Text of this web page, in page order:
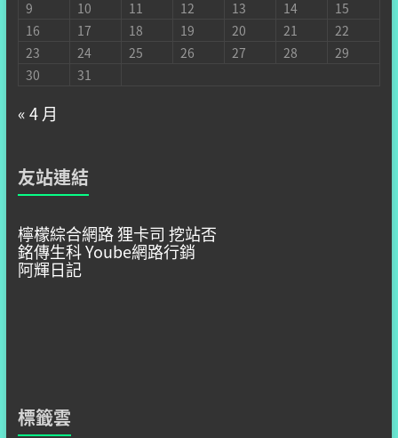
9
10 11 12 13 14
15
16
17 18 19 20 21
22
23
24 25 26 27 28
29
30
31
« 4 月
友站連結
檸檬綜合網路狸卡司 挖站否
銘傳生科Yoube網路行銷
阿輝日記
標籤雲